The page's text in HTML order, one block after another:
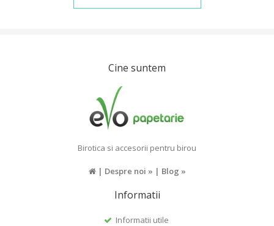
Cine suntem
Birotica si accesorii pentru birou
| Despre noi » | Blog »
Informatii
Informatii utile